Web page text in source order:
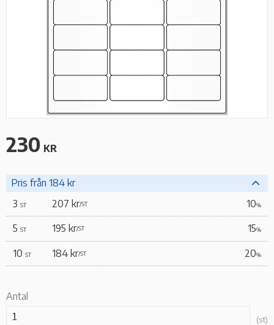
230 KR
Pris från 184 kr
3 ST 207 kr/ST 10%
5 ST 195 kr/ST 15%
10 ST 184 kr/ST 20%
Antal
st